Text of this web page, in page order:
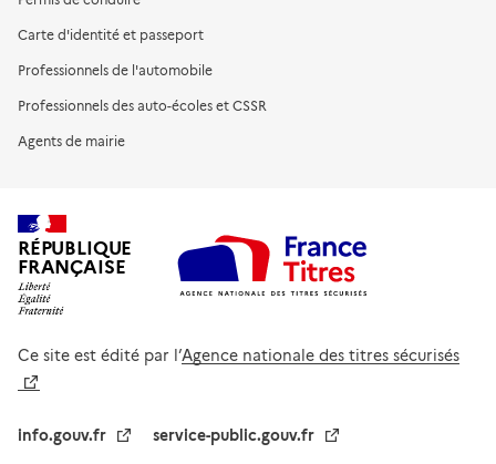
Carte d'identité et passeport
Professionnels de l'automobile
Professionnels des auto-écoles et CSSR
Agents de mairie
RÉPUBLIQUE
FRANÇAISE
Ce site est édité par l’Agence nationale des titres sécurisés
info.gouv.fr service-public.gouv.fr